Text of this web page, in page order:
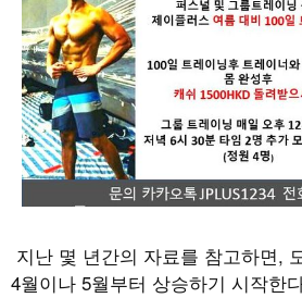
지난 몇 년간의 자료를 참고하면,
4월이나 5월부터 상승하기 시작한